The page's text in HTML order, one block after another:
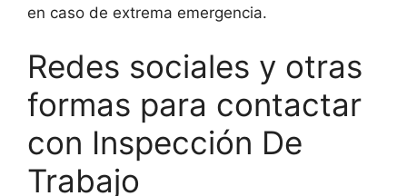
en caso de extrema emergencia.
Redes sociales y otras
formas para contactar
con Inspección De
Trabajo